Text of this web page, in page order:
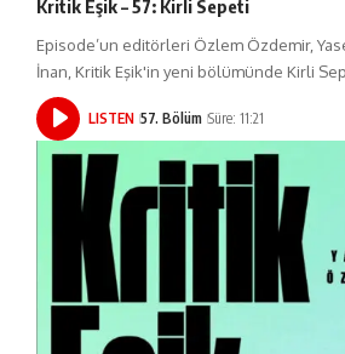
Kritik Eşik – 57: Kirli Sepeti
Episode’un editörleri Özlem Özdemir,
İnan, Kritik Eşik'in yeni bölümünde Kirli
LISTEN 57. Bölüm Süre: 11:21